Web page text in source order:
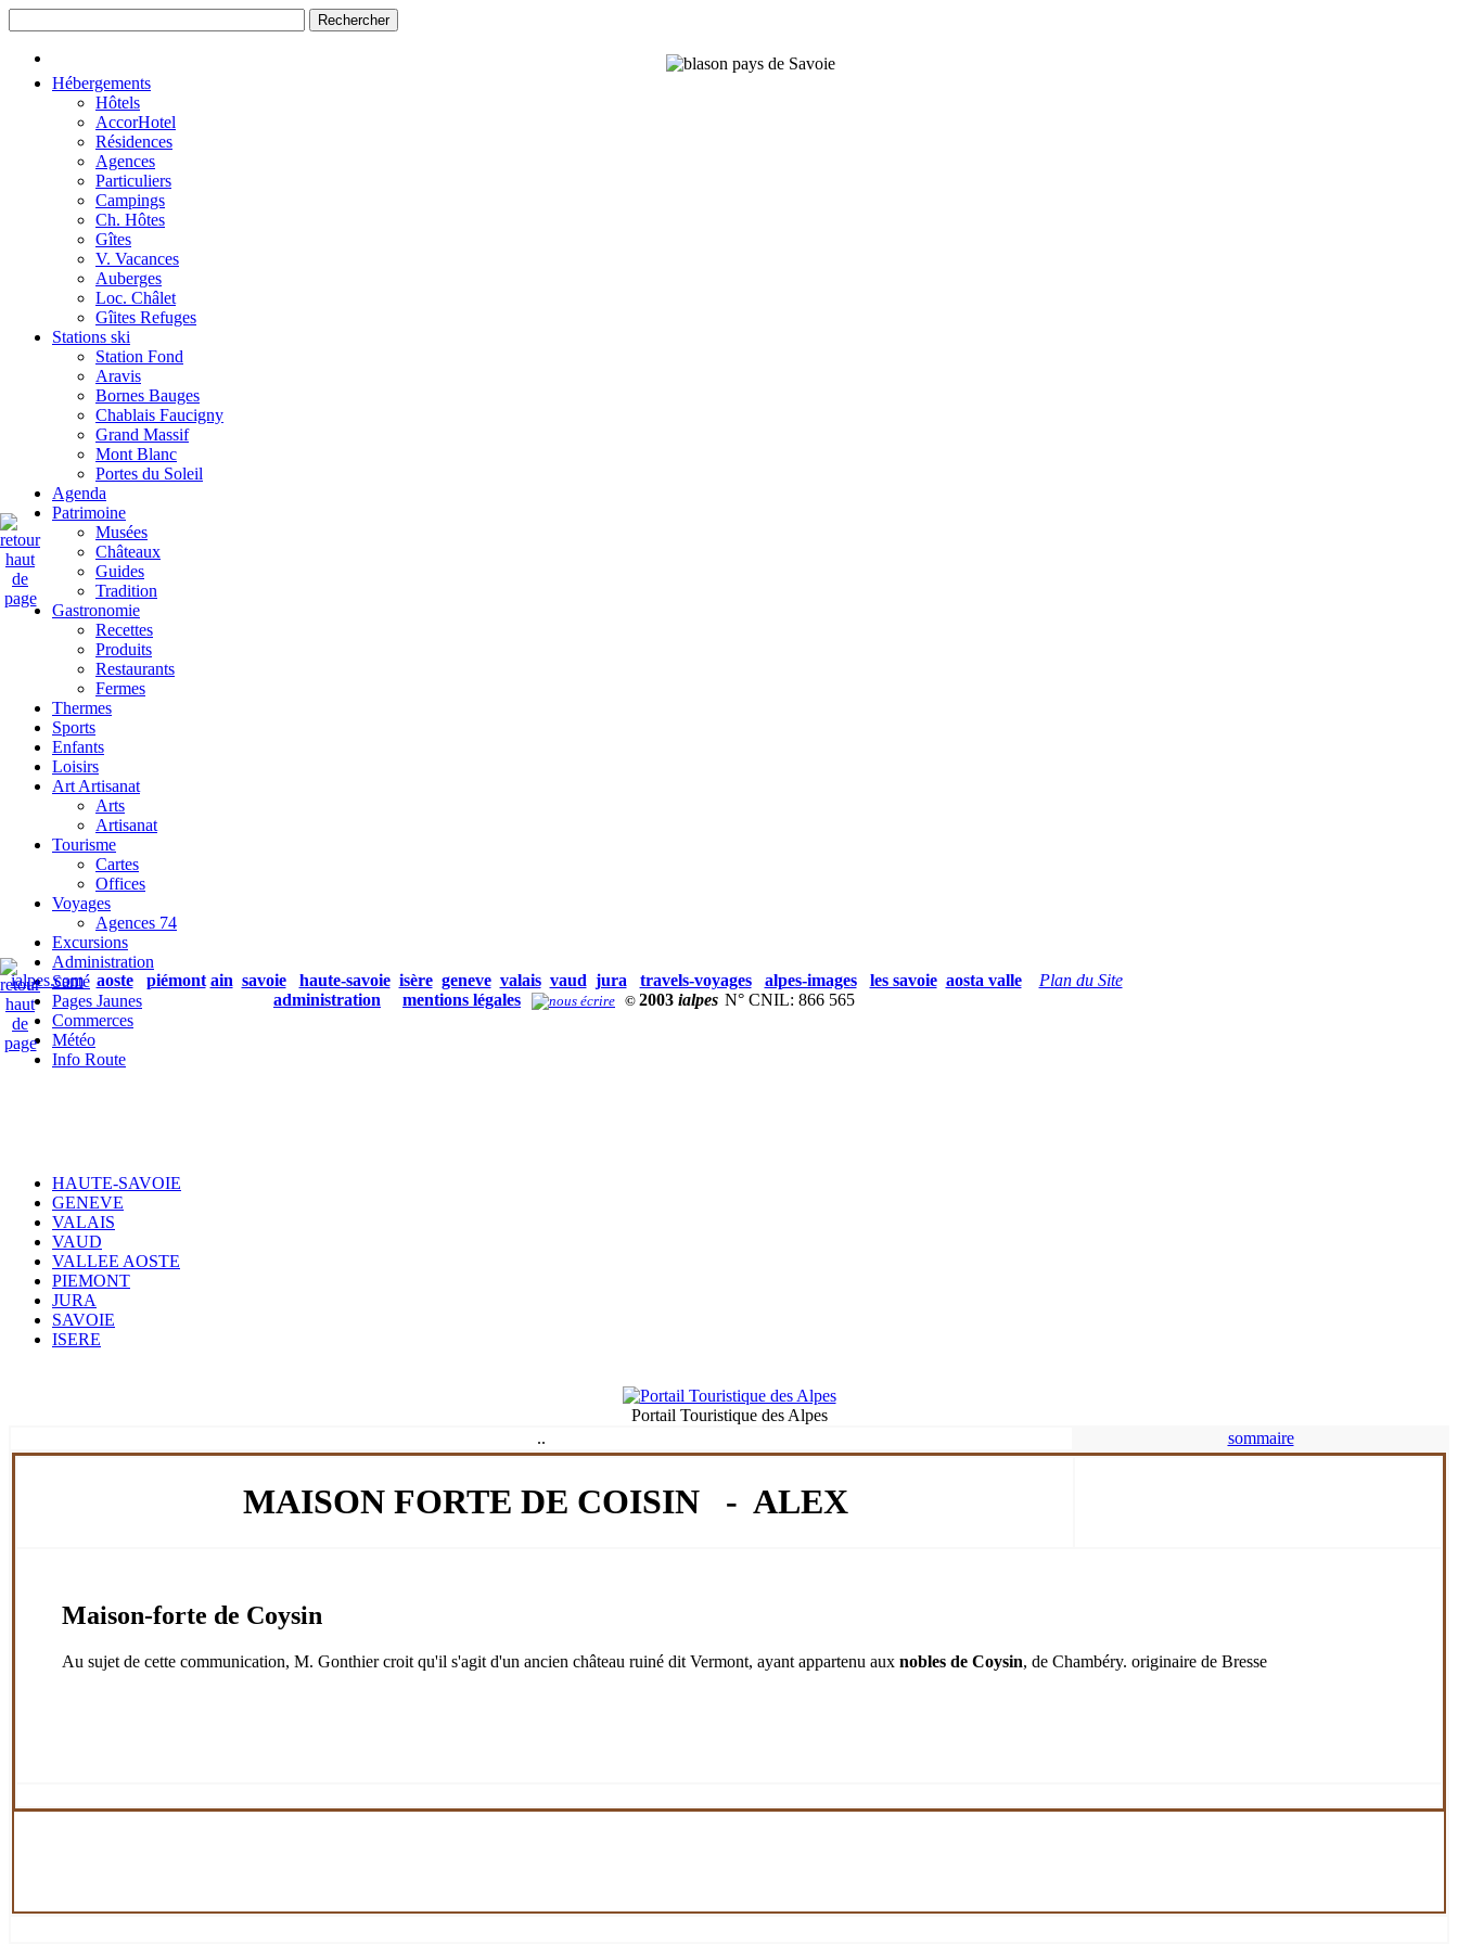
ialpes.com aoste piémont ain savoie haute-savoie isère geneve valais vaud jura travels-voyages alpes-images les savoie aosta valle
Plan du Site
administration
mentions légales © 2003 ialpes N° CNIL: 866 565
Hébergements
Hôtels
AccorHotel
Résidences
Agences
Particuliers
Campings
Ch. Hôtes
Gîtes
V. Vacances
Auberges
Loc. Châlet
Gîites Refuges
Stations ski
Station Fond
Aravis
Bornes Bauges
Chablais Faucigny
Grand Massif
Mont Blanc
Portes du Soleil
Agenda
Patrimoine
Musées
Châteaux
Guides
Tradition
Gastronomie
Recettes
Produits
Restaurants
Fermes
Thermes
Sports
Enfants
Loisirs
Art Artisanat
Arts
Artisanat
Tourisme
Cartes
Offices
Voyages
Agences 74
Excursions
Administration
Santé
Pages Jaunes
Commerces
Météo
Info Route
HAUTE-SAVOIE
GENEVE
VALAIS
VAUD
VALLEE AOSTE
PIEMONT
JURA
SAVOIE
ISERE
Portail Touristique des Alpes
.. sommaire
MAISON FORTE DE COISIN - ALEX
Maison-forte de Coysin
Au sujet de cette communication, M. Gonthier croit qu'il s'agit d'un ancien château ruiné dit Vermont, ayant appartenu aux nobles de Coysin, de Chambéry. originaire de Bresse